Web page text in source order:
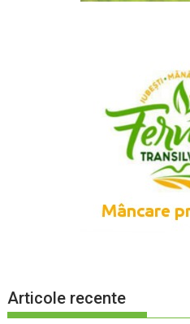
Articole recente